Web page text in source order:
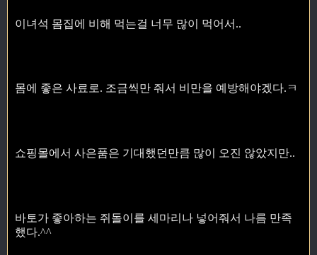
이녀석 몸집에 비해 먹는걸 너무 많이 먹어서..
몸에 좋은 사료로. 조금씩만 줘서 비만을 예방해야겠다.ㅋ
쇼핑몰에서 사은품은 기대했던만큼 많이 오진 않았지만..
바토가 좋아하는 쥐돌이를 세마리나 넣어줘서 나름 만족
했다.^^